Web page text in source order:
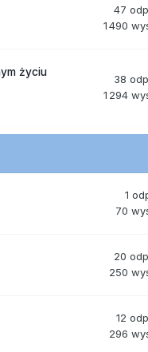
47
1 490
życiu
38
1 294
1
70
20
250
12
296